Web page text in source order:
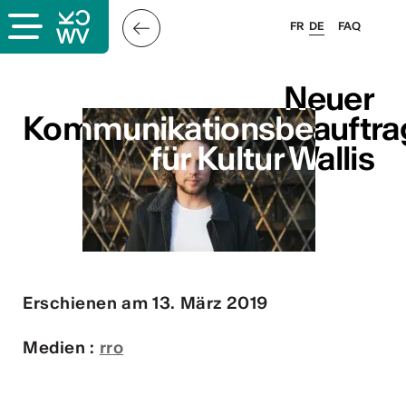
FAQ
FR DE
Neuer
für Kultur Wallis
Neuer
für Kultur Wallis
Erschienen am 13. März 2019
Medien : rro